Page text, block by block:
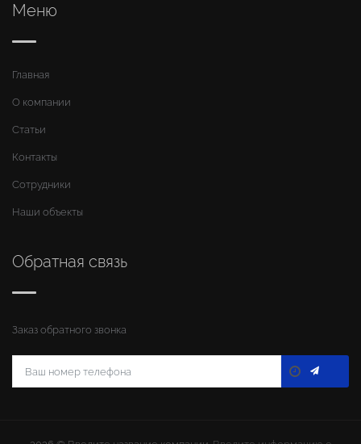
Меню
Главная
О компании
Статьи
Контакты
Сотрудники
Наши объекты
Обратная связь
Заказ обратного звонка